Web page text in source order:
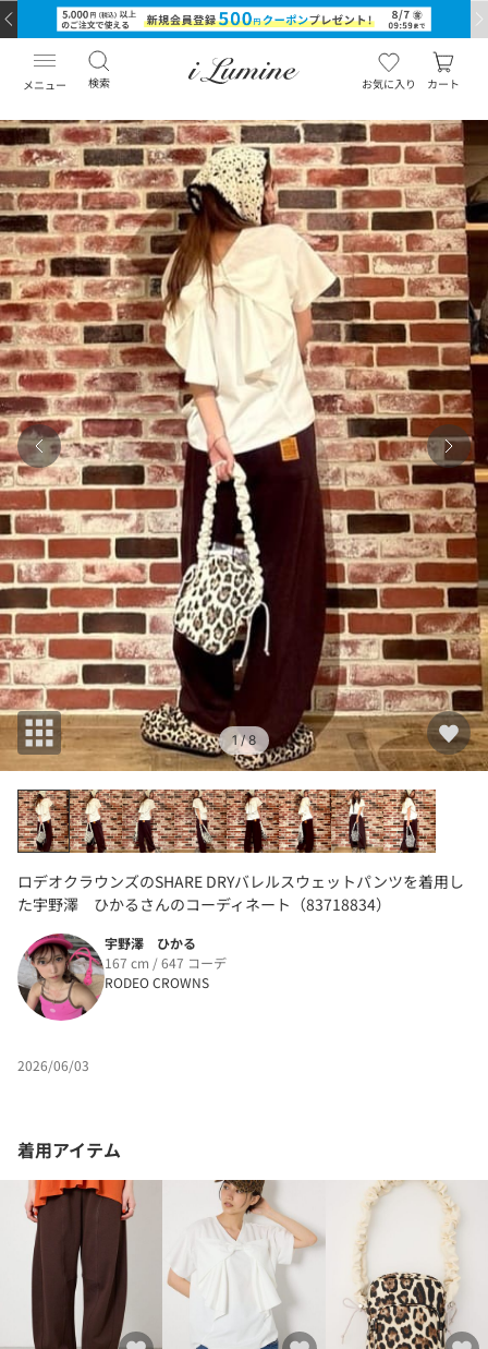
メニュー 検索 お気に入り カート
1/ 8
ロデオクラウンズのSHARE DRYバレルスウェットパンツを着用し
た宇野澤 ひかるさんのコーディネート（83718834）
宇野澤 ひかる
167 cm / 647 コーデ
RODEO CROWNS
2026/06/03
着用アイテム